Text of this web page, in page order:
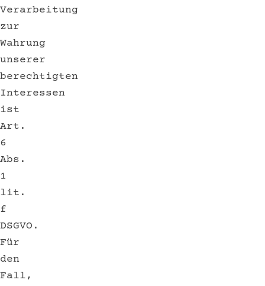
Verarbeitung
zur
Wahrung
unserer
berechtigten
Interessen
ist
Art.
6
Abs.
1
lit.
f
DSGVO.
Für
den
Fall,